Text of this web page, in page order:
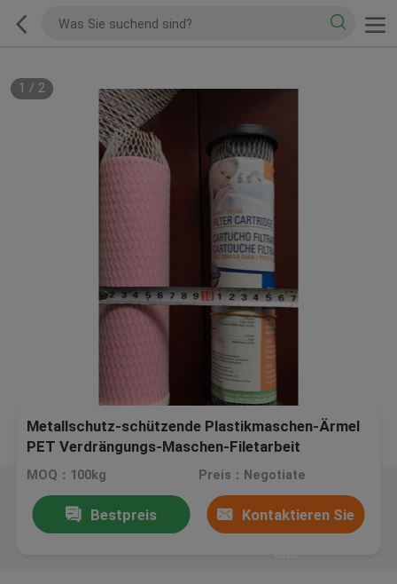
1 / 2
Metallschutz-schützende Plastikmaschen-Ärmel
PET Verdrängungs-Maschen-Filetarbeit
MOQ：100kg Preis：Negotiate
Bestpreis Kontaktieren Sie